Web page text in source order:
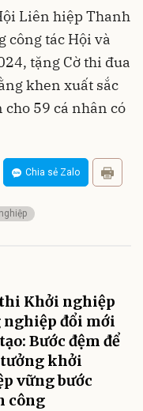
Liên hiệp Thanh
công tác Hội và
tặng Cờ thi đua
khen xuất sắc
59 cá nhân có
Chia sẻ Zalo
thi Khởi nghiệp
nghiệp đổi mới
Bước đệm để
tưởng khởi
vững bước
công